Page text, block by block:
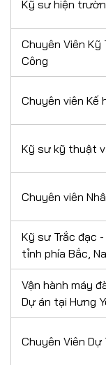
Kỹ sư hiện
Chuyên Viên Kỹ
Công
Chuyên viên Kế
Kỹ sư kỹ thuật
Chuyên viên
Kỹ sư Trắc đạc
tỉnh phía Bắc,
Vận hành máy
Dự án tại Hưng
Chuyên Viên Dự